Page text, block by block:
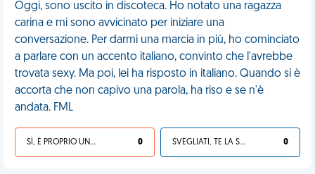
Oggi, sono uscito in discoteca. Ho notato una ragazza
carina e mi sono avvicinato per iniziare una
conversazione. Per darmi una marcia in più, ho cominciato
a parlare con un accento italiano, convinto che l'avrebbe
trovata sexy. Ma poi, lei ha risposto in italiano. Quando si è
accorta che non capivo una parola, ha riso e se n'è
andata. FML
SÌ, È PROPRIO UNA VDM! 0 SVEGLIATI, TE LA SEI CERCATA! 0